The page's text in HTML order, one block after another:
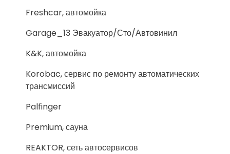
Freshcar, автомойка
Garage_13 Эвакуатор/Сто/Автовинил
K&K, автомойка
Korobac, сервис по ремонту автоматических
трансмиссий
Palfinger
Premium, сауна
REAKTOR, сеть автосервисов